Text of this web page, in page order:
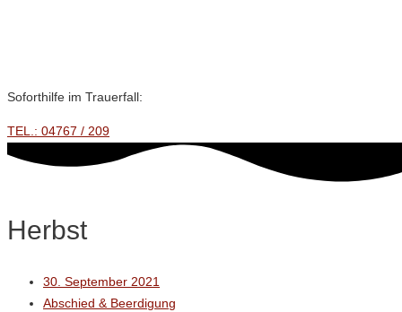
Soforthilfe im Trauerfall:
TEL.: 04767 / 209
Herbst
30. September 2021
Abschied & Beerdigung